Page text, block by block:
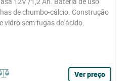
de chumbo-cálcio. Construção
vidro sem fugas de ácido.
Ver preço